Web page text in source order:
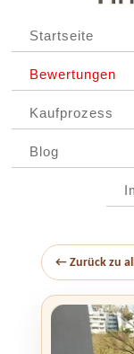
Startseite
Bewertungen
Kaufprozess
Blog
← Zurück zu